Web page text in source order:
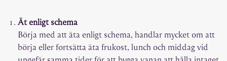
Ät enligt schema
Börja med att äta enligt schema, handlar mycket om att
börja eller fortsätta äta frukost, lunch och middag vid